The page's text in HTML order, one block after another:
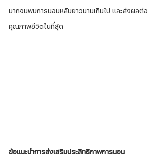
มากจนพบการนอนหลับยาวนานเกินไป และส่งผลต่อ
คุณภาพชีวิตในที่สุด
ข้อแนะนำการส่งเสริมประสิทธิภาพการนอน